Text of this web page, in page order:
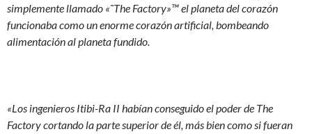
simplemente llamado «˜The Factory»™ el planeta del corazón
funcionaba como un enorme corazón artificial, bombeando
alimentación al planeta fundido.
«Los ingenieros Itibi-Ra II habían conseguido el poder de The
Factory cortando la parte superior de él, más bien como si fueran